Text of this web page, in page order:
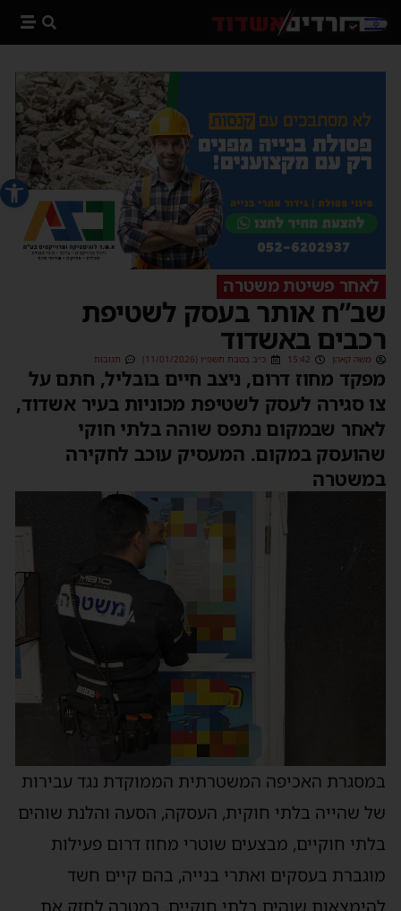
פתח
לאחר פשיטת משטרה
שב”ח אותר בעסק לשטיפת
רכבים באשדוד
משה קאהן 15:42 כ״ב בטבת תשפ״ו (11/01/2026) תגובות
מפקד מחוז דרום, ניצב חיים בובליל, חתם על
צו סגירה לעסק לשטיפת מכוניות בעיר אשדוד,
לאחר שבמקום נתפס שוהה בלתי חוקי
שהועסק במקום. המעסיק עוכב לחקירה
במשטרה
במסגרת האכיפה המשטרתית הממוקדת נגד עבירות
של שהייה בלתי חוקית, העסקה, הסעה והלנת שוהים
בלתי חוקיים, מבצעים שוטרי מחוז דרום פעילות
מוגברת בעסקים ואתרי בנייה, בהם קיים חשד